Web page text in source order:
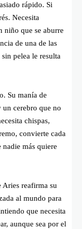
rápido. Si
Necesita
niño que se aburre
de una de las
pelea le resulta
Su manía de
cerebro que no
chispas,
convierte cada
más quiere
reafirma su
al mundo para
que necesita
aunque sea por el